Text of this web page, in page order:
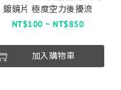
鍍鏡片 極度空力後擾流
NT$100 ~ NT$850
加入購物車